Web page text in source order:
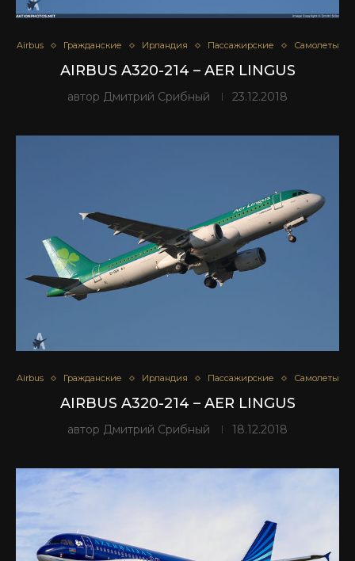
Airbus Гражданские Ирландия Пассажирские Самолеты
AIRBUS A320-214 – AER LINGUS
автор Дмитрий Срибный 23.12.2018
Airbus Гражданские Ирландия Пассажирские Самолеты
AIRBUS A320-214 – AER LINGUS
автор Дмитрий Срибный 18.12.2018